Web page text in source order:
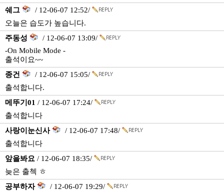
쉐그
/ 12-06-07 12:52/
오늘은 습도가 높습니다.
주동성
/ 12-06-07 13:09/
-On Mobile Mode -
출석이요~~
종건
/ 12-06-07 15:05/
출석합니다.
메뚜기01 / 12-06-07 17:24/
출석합니다
사랑이눈신사
/ 12-06-07 17:48/
출석합니다
앞을봐요 / 12-06-07 18:35/
늦은 출첵 ㅎ
공부하자
/ 12-06-07 19:29/